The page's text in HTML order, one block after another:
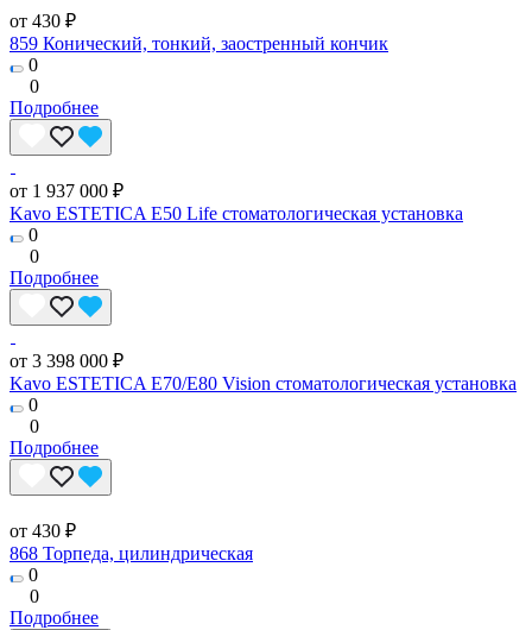
от 430 ₽
859 Конический, тонкий, заостренный кончик
0
0
Подробнее
от 1 937 000 ₽
Kavo ESTETICA E50 Life стоматологическая установка
0
0
Подробнее
от 3 398 000 ₽
Kavo ESTETICA E70/E80 Vision стоматологическая установка
0
0
Подробнее
от 430 ₽
868 Торпеда, цилиндрическая
0
0
Подробнее